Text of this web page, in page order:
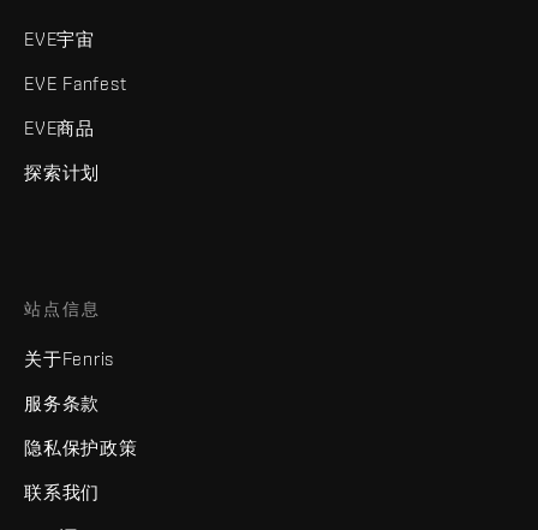
EVE宇宙
EVE Fanfest
EVE商品
探索计划
站点信息
关于Fenris
服务条款
隐私保护政策
联系我们